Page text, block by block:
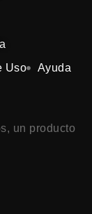
Uso
Ayuda
un producto